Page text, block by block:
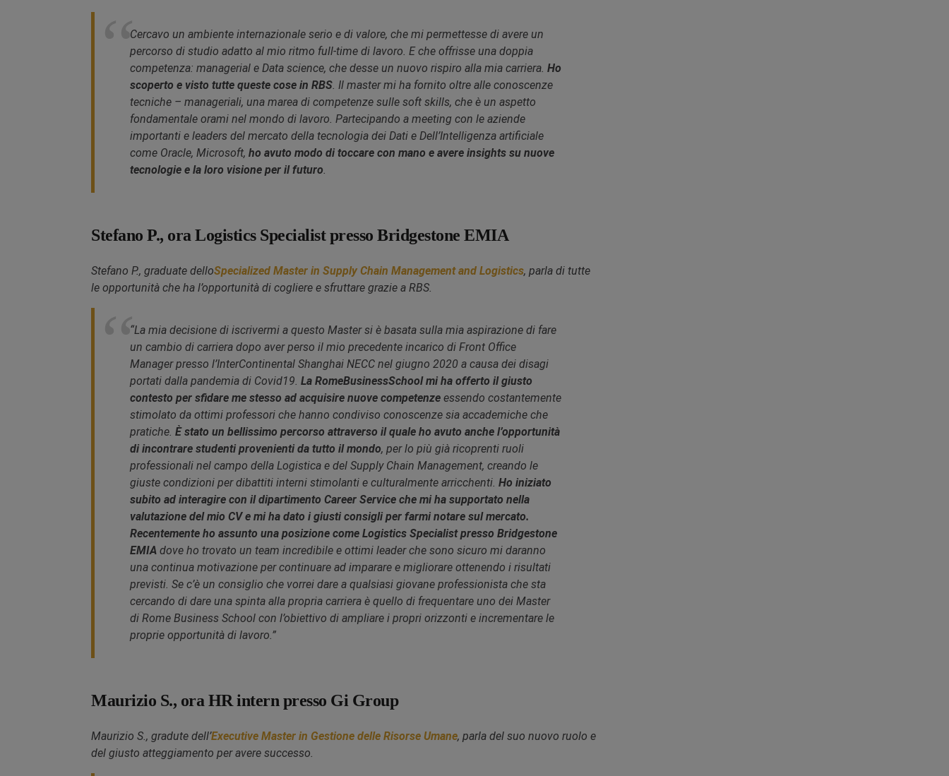
Cercavo un ambiente internazionale serio e di valore, che mi permettesse di avere un
percorso di studio adatto al mio ritmo full-time di lavoro. E che offrisse una doppia
competenza: managerial e Data science, che desse un nuovo rispiro alla mia carriera. Ho
scoperto e visto tutte queste cose in RBS. Il master mi ha fornito oltre alle conoscenze
tecniche – manageriali, una marea di competenze sulle soft skills, che è un aspetto
fondamentale orami nel mondo di lavoro. Partecipando a meeting con le aziende
importanti e leaders del mercato della tecnologia dei Dati e Dell’Intelligenza artificiale
come Oracle, Microsoft, ho avuto modo di toccare con mano e avere insights su nuove
tecnologie e la loro visione per il futuro.
Stefano P., ora Logistics Specialist presso Bridgestone EMIA
Stefano P., graduate delloSpecialized Master in Supply Chain Management and Logistics, parla di tutte
le opportunità che ha l’opportunità di cogliere e sfruttare grazie a RBS.
“La mia decisione di iscrivermi a questo Master si è basata sulla mia aspirazione di fare
un cambio di carriera dopo aver perso il mio precedente incarico di Front Office
Manager presso l’InterContinental Shanghai NECC nel giugno 2020 a causa dei disagi
portati dalla pandemia di Covid19. La RomeBusinessSchool mi ha offerto il giusto
contesto per sfidare me stesso ad acquisire nuove competenze essendo costantemente
stimolato da ottimi professori che hanno condiviso conoscenze sia accademiche che
pratiche. È stato un bellissimo percorso attraverso il quale ho avuto anche l’opportunità
di incontrare studenti provenienti da tutto il mondo, per lo più già ricoprenti ruoli
professionali nel campo della Logistica e del Supply Chain Management, creando le
giuste condizioni per dibattiti interni stimolanti e culturalmente arricchenti. Ho iniziato
subito ad interagire con il dipartimento Career Service che mi ha supportato nella
valutazione del mio CV e mi ha dato i giusti consigli per farmi notare sul mercato.
Recentemente ho assunto una posizione come Logistics Specialist presso Bridgestone
EMIA dove ho trovato un team incredibile e ottimi leader che sono sicuro mi daranno
una continua motivazione per continuare ad imparare e migliorare ottenendo i risultati
previsti. Se c’è un consiglio che vorrei dare a qualsiasi giovane professionista che sta
cercando di dare una spinta alla propria carriera è quello di frequentare uno dei Master
di Rome Business School con l’obiettivo di ampliare i propri orizzonti e incrementare le
proprie opportunità di lavoro.”
Maurizio S., ora HR intern presso Gi Group
Maurizio S., gradute dell’Executive Master in Gestione delle Risorse Umane, parla del suo nuovo ruolo e
del giusto atteggiamento per avere successo.